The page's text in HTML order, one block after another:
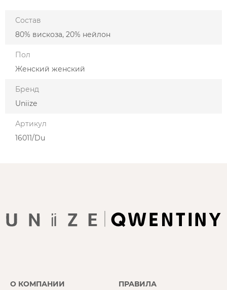
Состав
80% вискоза, 20% нейлон
Пол
Женский женский
Бренд
Uniize
Артикул
16011/Du
О КОМПАНИИ ПРАВИЛА